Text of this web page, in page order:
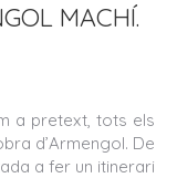
MACHÍ.
a pretext, tots els
d’Armengol. De
a fer un itinerari